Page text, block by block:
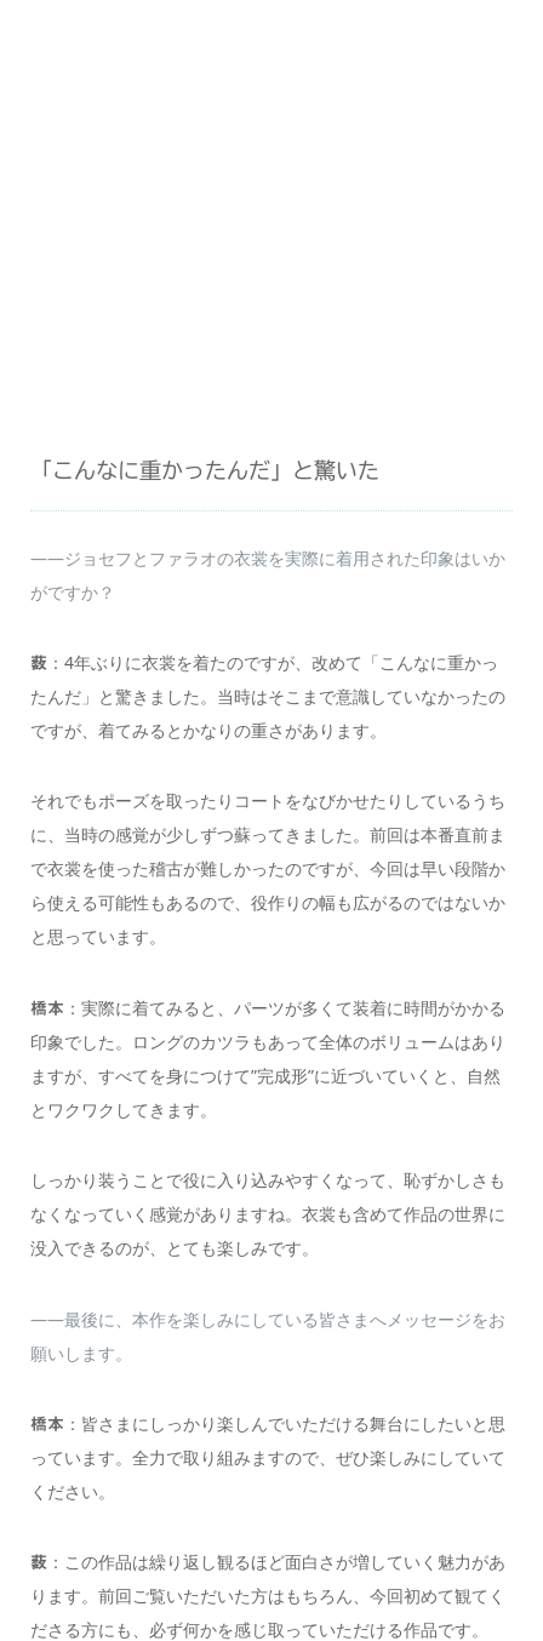
「こんなに重かったんだ」と驚いた
――ジョセフとファラオの衣裳を実際に着用された印象はいか
がですか？
薮：4年ぶりに衣裳を着たのですが、改めて「こんなに重かっ
たんだ」と驚きました。当時はそこまで意識していなかったの
ですが、着てみるとかなりの重さがあります。
それでもポーズを取ったりコートをなびかせたりしているうち
に、当時の感覚が少しずつ蘇ってきました。前回は本番直前ま
で衣裳を使った稽古が難しかったのですが、今回は早い段階か
ら使える可能性もあるので、役作りの幅も広がるのではないか
と思っています。
橋本 ：実際に着てみると、パーツが多くて装着に時間がかかる
印象でした。ロングのカツラもあって全体のボリュームはあり
ますが、すべてを身につけて”完成形”に近づいていくと、自然
とワクワクしてきます。
しっかり装うことで役に入り込みやすくなって、恥ずかしさも
なくなっていく感覚がありますね。衣裳も含めて作品の世界に
没入できるのが、とても楽しみです。
――最後に、本作を楽しみにしている皆さまへメッセージをお
願いします。
橋本 ：皆さまにしっかり楽しんでいただける舞台にしたいと思
っています。全力で取り組みますので、ぜひ楽しみにしていて
ください。
薮：この作品は繰り返し観るほど面白さが増していく魅力があ
ります。前回ご覧いただいた方はもちろん、今回初めて観てく
ださる方にも、必ず何かを感じ取っていただける作品です。